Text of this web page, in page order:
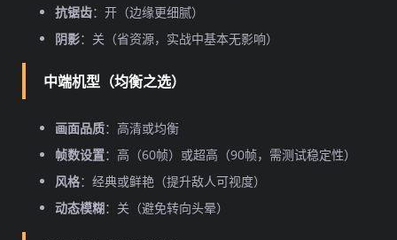
抗锯齿：开（边缘更细腻）
阴影：关（省资源，实战中基本无影响）
中端机型（均衡之选）
画面品质：高清或均衡
帧数设置：高（60帧）或超高（90帧，需测试稳定性）
风格：经典或鲜艳（提升敌人可视度）
动态模糊：关（避免转向头晕）